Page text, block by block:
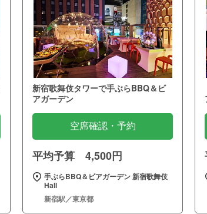
新宿歌舞伎タワーで手ぶらBBQ＆ビ
アガーデン
空席確認・予約
平均予算 4,500円
手ぶらBBQ＆ビアガーデン 新宿歌舞伎
Hall
新宿駅／東京都